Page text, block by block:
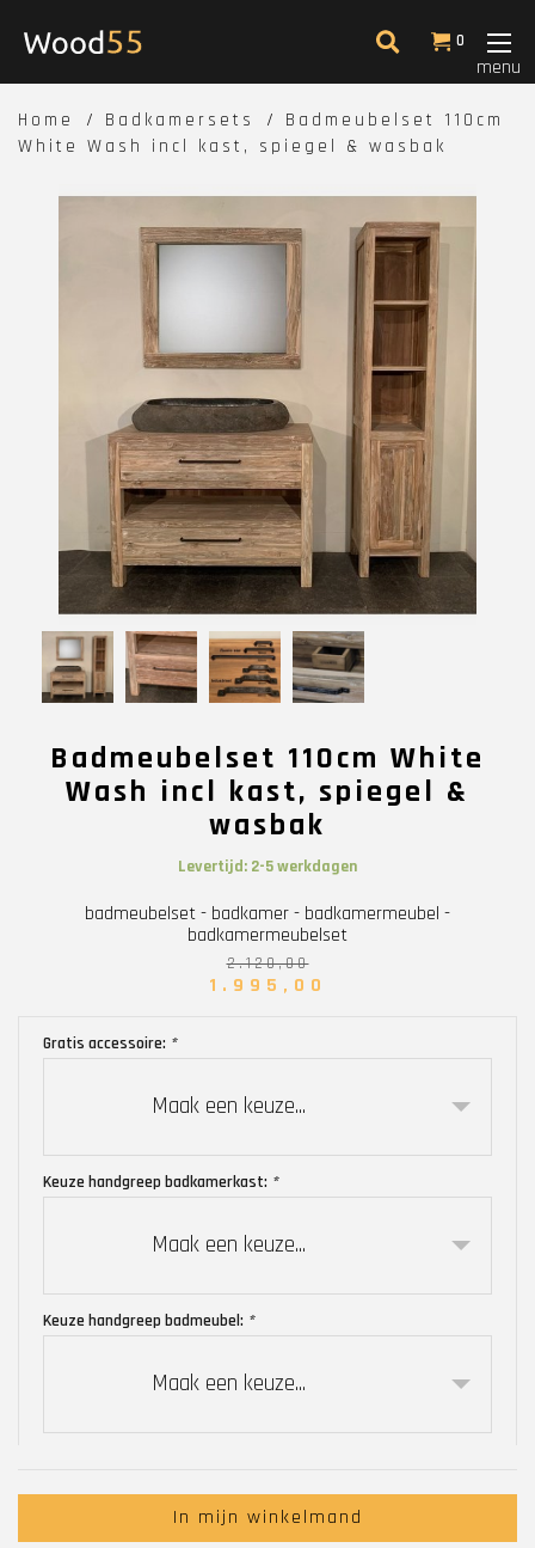
0
menu
Home Badkamersets
Badmeubelset 110cm
White Wash incl kast, spiegel & wasbak
Badmeubelset 110cm White
Wash incl kast, spiegel &
wasbak
Levertijd: 2-5 werkdagen
badmeubelset - badkamer - badkamermeubel -
badkamermeubelset
2.120,00
1.995,00
Gratis accessoire: *
Maak een keuze...
Keuze handgreep badkamerkast: *
Maak een keuze...
Keuze handgreep badmeubel: *
Maak een keuze...
In mijn winkelmand